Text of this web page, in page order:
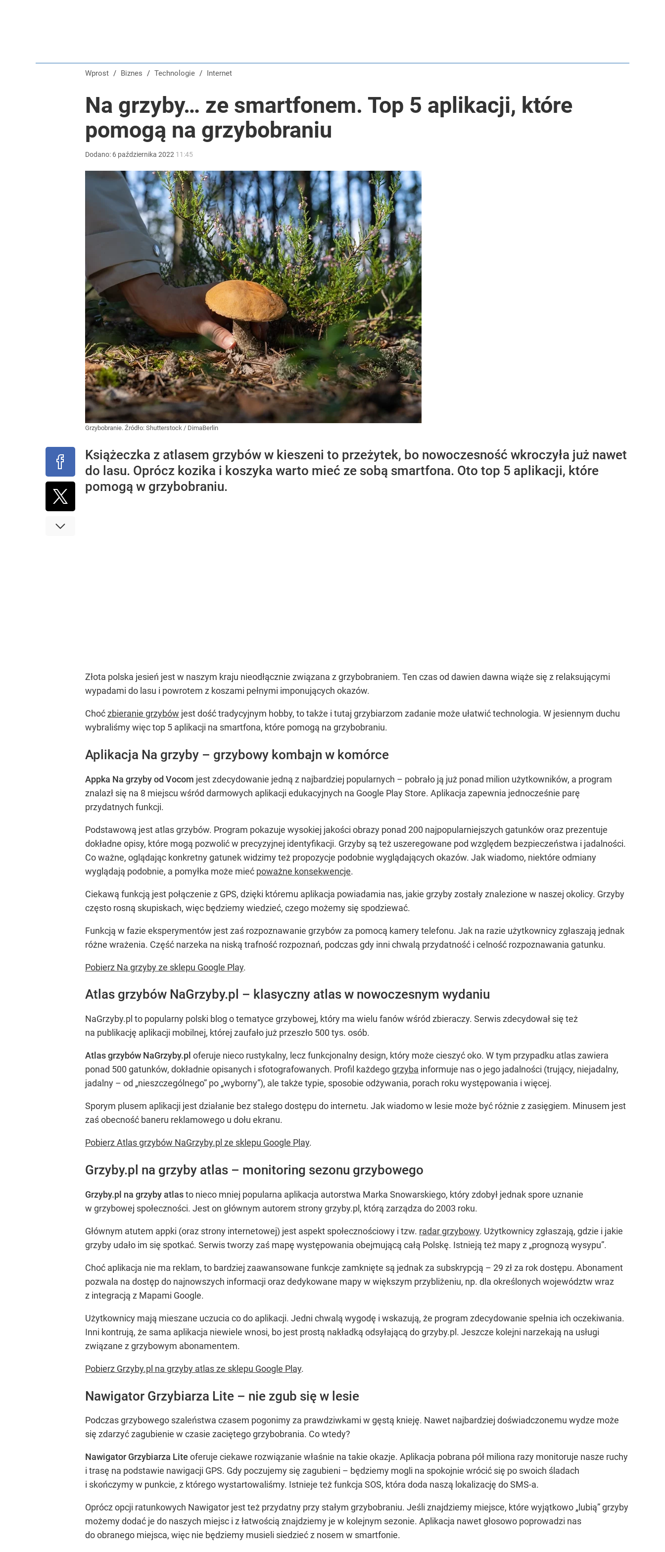
Wprost / Biznes / Technologie / Internet
Na grzyby… ze smartfonem. Top 5 aplikacji, które
pomogą na grzybobraniu
Dodano: 6 października 2022 11:45
Grzybobranie. Źródło: Shutterstock / DimaBerlin
Książeczka z atlasem grzybów w kieszeni to przeżytek, bo nowoczesność wkroczyła już nawet
do lasu. Oprócz kozika i koszyka warto mieć ze sobą smartfona. Oto top 5 aplikacji, które
pomogą w grzybobraniu.
Złota polska jesień jest w naszym kraju nieodłącznie związana z grzybobraniem. Ten czas od dawien dawna wiąże się z relaksującymi
wypadami do lasu i powrotem z koszami pełnymi imponujących okazów.
Choćzbieranie grzybów jest dość tradycyjnym hobby, to także i tutaj grzybiarzom zadanie może ułatwić technologia. W jesiennym duchu
wybraliśmy więc top 5 aplikacji na smartfona, które pomogą na grzybobraniu.
Aplikacja Na grzyby – grzybowy kombajn w komórce
Appka Na grzyby od Vocom jest zdecydowanie jedną z najbardziej popularnych – pobrało ją już ponad milion użytkowników, a program
znalazł się na 8 miejscu wśród darmowych aplikacji edukacyjnych na Google Play Store. Aplikacja zapewnia jednocześnie parę
przydatnych funkcji.
Podstawową jest atlas grzybów. Program pokazuje wysokiej jakości obrazy ponad 200 najpopularniejszych gatunków oraz prezentuje
dokładne opisy, które mogą pozwolić w precyzyjnej identyfikacji. Grzyby są też uszeregowane pod względem bezpieczeństwa i jadalności.
Co ważne, oglądając konkretny gatunek widzimy też propozycje podobnie wyglądających okazów. Jak wiadomo, niektóre odmiany
wyglądają podobnie, a pomyłka może mieć poważne konsekwencje.
Ciekawą funkcją jest połączenie z GPS, dzięki któremu aplikacja powiadamia nas, jakie grzyby zostały znalezione w naszej okolicy. Grzyby
często rosną skupiskach, więc będziemy wiedzieć, czego możemy się spodziewać.
Funkcją w fazie eksperymentów jest zaś rozpoznawanie grzybów za pomocą kamery telefonu. Jak na razie użytkownicy zgłaszają jednak
różne wrażenia. Część narzeka na niską trafność rozpoznań, podczas gdy inni chwalą przydatność i celność rozpoznawania gatunku.
Pobierz Na grzyby ze sklepu Google Play.
Atlas grzybów NaGrzyby.pl – klasyczny atlas w nowoczesnym wydaniu
NaGrzyby.pl to popularny polski blog o tematyce grzybowej, który ma wielu fanów wśród zbieraczy. Serwis zdecydował się też
na publikację aplikacji mobilnej, której zaufało już przeszło 500 tys. osób.
Atlas grzybów NaGrzyby.pl oferuje nieco rustykalny, lecz funkcjonalny design, który może cieszyć oko. W tym przypadku atlas zawiera
ponad 500 gatunków, dokładnie opisanych i sfotografowanych. Profil każdegogrzyba informuje nas o jego jadalności (trujący, niejadalny,
jadalny – od „nieszczególnego” po „wyborny”), ale także typie, sposobie odżywania, porach roku występowania i więcej.
Sporym plusem aplikacji jest działanie bez stałego dostępu do internetu. Jak wiadomo w lesie może być różnie z zasięgiem. Minusem jest
zaś obecność baneru reklamowego u dołu ekranu.
Pobierz Atlas grzybów NaGrzyby.pl ze sklepu Google Play.
Grzyby.pl na grzyby atlas – monitoring sezonu grzybowego
Grzyby.pl na grzyby atlasto nieco mniej popularna aplikacja autorstwa Marka Snowarskiego, który zdobył jednak spore uznanie
w grzybowej społeczności. Jest on głównym autorem strony grzyby.pl, którą zarządza do 2003 roku.
Głównym atutem appki (oraz strony internetowej) jest aspekt społecznościowy i tzw. radar grzybowy. Użytkownicy zgłaszają, gdzie i jakie
grzyby udało im się spotkać. Serwis tworzy zaś mapę występowania obejmującą całą Polskę. Istnieją też mapy z „prognozą wysypu”.
Choć aplikacja nie ma reklam, to bardziej zaawansowane funkcje zamknięte są jednak za subskrypcją – 29 zł za rok dostępu. Abonament
pozwala na dostęp do najnowszych informacji oraz dedykowane mapy w większym przybliżeniu, np. dla określonych województw wraz
z integracją z Mapami Google.
Użytkownicy mają mieszane uczucia co do aplikacji. Jedni chwalą wygodę i wskazują, że program zdecydowanie spełnia ich oczekiwania.
Inni kontrują, że sama aplikacja niewiele wnosi, bo jest prostą nakładką odsyłającą do grzyby.pl. Jeszcze kolejni narzekają na usługi
związane z grzybowym abonamentem.
Pobierz Grzyby.pl na grzyby atlas ze sklepu Google Play.
Nawigator Grzybiarza Lite – nie zgub się w lesie
Podczas grzybowego szaleństwa czasem pogonimy za prawdziwkami w gęstą knieję. Nawet najbardziej doświadczonemu wydze może
się zdarzyć zagubienie w czasie zaciętego grzybobrania. Co wtedy?
Nawigator Grzybiarza Lite oferuje ciekawe rozwiązanie właśnie na takie okazje. Aplikacja pobrana pół miliona razy monitoruje nasze ruchy
i trasę na podstawie nawigacji GPS. Gdy poczujemy się zagubieni – będziemy mogli na spokojnie wrócić się po swoich śladach
i skończymy w punkcie, z którego wystartowaliśmy. Istnieje też funkcja SOS, która doda naszą lokalizację do SMS-a.
Oprócz opcji ratunkowych Nawigator jest też przydatny przy stałym grzybobraniu. Jeśli znajdziemy miejsce, które wyjątkowo „lubią” grzyby
możemy dodać je do naszych miejsc i z łatwością znajdziemy je w kolejnym sezonie. Aplikacja nawet głosowo poprowadzi nas
do obranego miejsca, więc nie będziemy musieli siedzieć z nosem w smartfonie.